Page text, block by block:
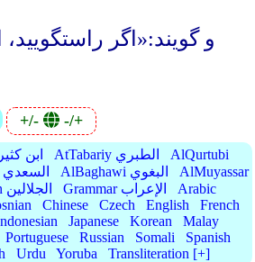
و گویند:«اگر
+/- -/+
IbnKathir ابن كثير AtTabariy الطبري
AlQurtubi
AsSaadiyy السعدي AlBaghawi البغوي
AlMuyassar
AlJalalain الجلالين Grammar الإعراب
Arabic
Chinese Czech English
French
Japanese Korean
Malay
Portuguese Russian Somali
Spanish
Urdu Yoruba Transliteration [+]